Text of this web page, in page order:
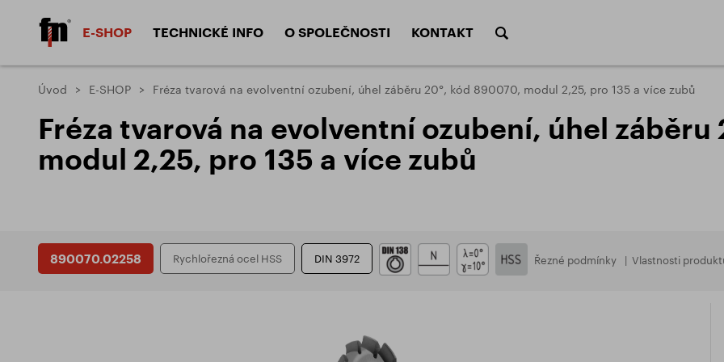
E-SHOP
Frézy válcové čelní HSS Frézy válcové čelní SK Frézy tvarové
Záhlubníky Závitořezné nástroje ALU program
TECHNICKÉ INFO
Výrobní materiály
Obráběné materiály
Povlaky a povrchové úpravy
Typy fréz
Řezné podmínky
O SPOLEČNOSTI
DIVIZE NÁSTROJE DIVIZE KALÍRNA DALŠÍ
Dokumenty
KONTAKT
Úvod E-SHOP Fréza tvarová na evolventní ozubení, úhel záběru 20°, kód 890070, modul 2,25, pro 135 a více zubů
Fréza tvarová na evolventní ozubení, úhel
modul 2,25, pro 135 a více zubů
890070.02258 Rychlořezná ocel HSS DIN 3972 Řezné podmínky Vlastnosti